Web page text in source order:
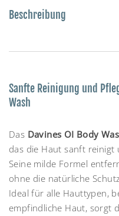
Beschreibung
Sanfte Reinigung und
Wash
Das Davines OI Body
das die Haut sanft reinigt
Seine milde Formel
ohne die natürliche
Ideal für alle Hauttypen,
empfindliche Haut, sorgt